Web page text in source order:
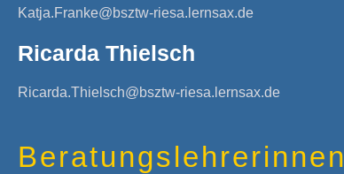
Katja.Franke@bsztw-riesa.lernsax.de
Ricarda Thielsch
Ricarda.Thielsch@bsztw-riesa.lernsax.de
Beratungslehrerinnen